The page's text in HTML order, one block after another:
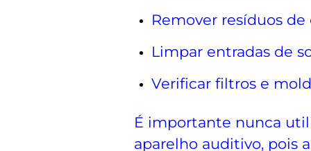
Remover resíduos
Limpar entradas de
Verificar filtros e
É importante nunca
aparelho auditivo, pois